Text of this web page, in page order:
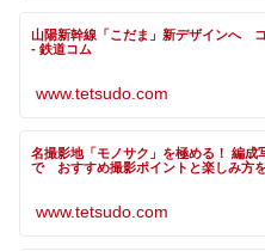
山陽新幹線「こだま」新デザインへ
- 鉄道コム
www.tetsudo.com
名撮影地「モノサク」を極める！ 編成
で おすすめ撮影ポイントと楽しみ方
www.tetsudo.com